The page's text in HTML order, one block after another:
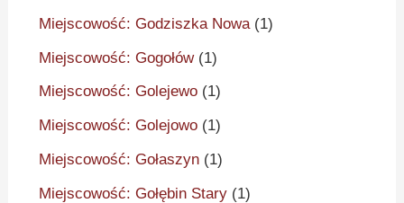
Miejscowość: Godziszka Nowa (1)
Miejscowość: Gogołów(1)
Miejscowość: Golejewo (1)
Miejscowość: Golejowo (1)
Miejscowość: Gołaszyn (1)
Miejscowość: Gołębin Stary (1)